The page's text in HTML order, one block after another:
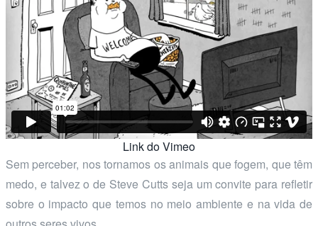
Link do Vimeo
Sem perceber, nos tornamos os animais que fogem, que têm
medo, e talvez o de Steve Cutts seja um convite para refletir
sobre o impacto que temos no meio ambiente e na vida de